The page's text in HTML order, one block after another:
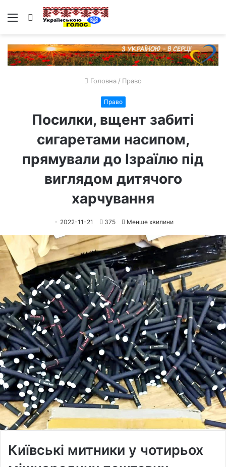
Меню Пошук
Головна / Право
Право
Посилки, вщент забиті
сигаретами насипом,
прямували до Ізраїлю під
виглядом дитячого
харчування
2022-11-21 375 Менше хвилини
Київські митники у чотирьох